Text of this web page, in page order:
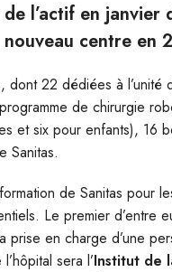
l’actif en janvier
centre en
22 dédiées à l’unité
de chirurgie
et six pour enfants), 16
Sanitas.
de Sanitas pour
Le premier d’entre
en charge d’une
sera l’Institut de